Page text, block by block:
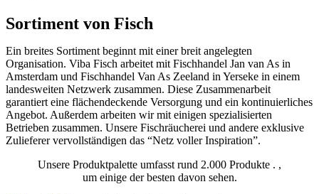
Sortiment von Fisch
Ein breites Sortiment beginnt mit einer breit angelegten
Organisation. Viba Fisch arbeitet mit Fischhandel Jan van As in
Amsterdam und Fischhandel Van As Zeeland in Yerseke in einem
landesweiten Netzwerk zusammen. Diese Zusammenarbeit
garantiert eine flächendeckende Versorgung und ein kontinuierliches
Angebot. Außerdem arbeiten wir mit einigen spezialisierten
Betrieben zusammen. Unsere Fischräucherei und andere exklusive
Zulieferer vervollständigen das “Netz voller Inspiration”.
Unsere Produktpalette umfasst rund 2.000 Produkte . ,
um einige der besten davon sehen.